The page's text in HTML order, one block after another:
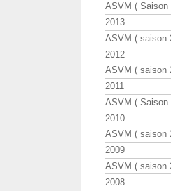
ASVM ( Saison
2013
ASVM ( saison
2012
ASVM ( saison
2011
ASVM ( Saison
2010
ASVM ( saison
2009
ASVM ( saison
2008